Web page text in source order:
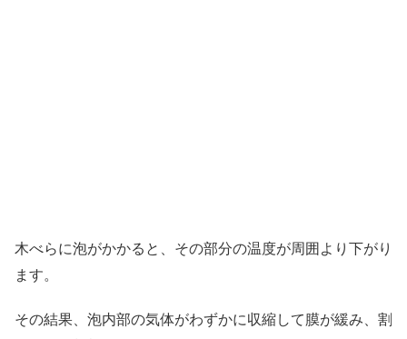
木べらに泡がかかると、その部分の温度が周囲より下がり
ます。
その結果、泡内部の気体がわずかに収縮して膜が緩み、割